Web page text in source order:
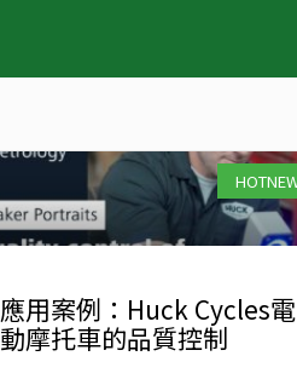
應用案例：Huck Cycles電
動摩托車的品質控制